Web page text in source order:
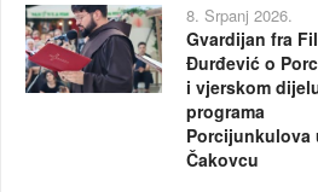
8. Srpanj 2026.
Gvardijan fra
Đurđević o
i vjerskom
programa
Porcijunkulova
Čakovcu